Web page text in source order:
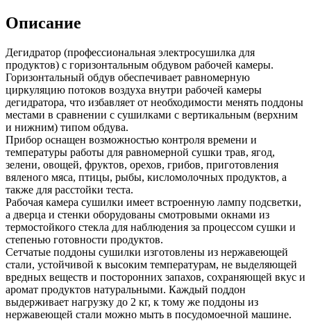
Описание
Дегидратор (профессиональная электросушилка для
продуктов) c горизонтальным обдувом рабочей камеры.
Горизонтальный обдув обеспечивает равномерную
циркуляцию потоков воздуха внутри рабочей камеры
дегидратора, что избавляет от необходимости менять поддоны
местами в сравнении с сушилками с вертикальным (верхним
и нижним) типом обдува.
Прибор оснащен возможностью контроля времени и
температуры работы для равномерной сушки трав, ягод,
зелени, овощей, фруктов, орехов, грибов, приготовления
вяленого мяса, птицы, рыбы, кисломолочных продуктов, а
также для расстойки теста.
Рабочая камера сушилки имеет встроенную лампу подсветки,
а дверца и стенки оборудованы смотровыми окнами из
термостойкого стекла для наблюдения за процессом сушки и
степенью готовности продуктов.
Сетчатые поддоны сушилки изготовлены из нержавеющей
стали, устойчивой к высоким температурам, не выделяющей
вредных веществ и посторонних запахов, сохраняющей вкус и
аромат продуктов натуральными. Каждый поддон
выдерживает нагрузку до 2 кг, к тому же поддоны из
нержавеющей стали можно мыть в посудомоечной машине.